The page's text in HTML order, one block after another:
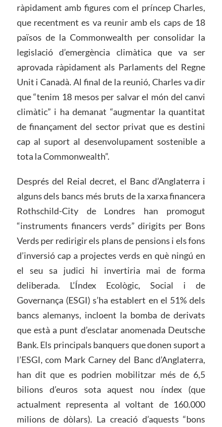
ràpidament amb figures com el príncep Charles,
que recentment es va reunir amb els caps de 18
països de la Commonwealth per consolidar la
legislació d’emergència climàtica que va ser
aprovada ràpidament als Parlaments del Regne
Unit i Canadà. Al final de la reunió, Charles va dir
que “tenim 18 mesos per salvar el món del canvi
climàtic” i ha demanat “augmentar la quantitat
de finançament del sector privat que es destini
cap al suport al desenvolupament sostenible a
tota la Commonwealth”.
Després del Reial decret, el Banc d’Anglaterra i
alguns dels bancs més bruts de la xarxa financera
Rothschild-City de Londres han promogut
“instruments financers verds” dirigits per Bons
Verds per redirigir els plans de pensions i els fons
d’inversió cap a projectes verds en què ningú en
el seu sa judici hi invertiria mai de forma
deliberada. L’Índex Ecològic, Social i de
Governança (ESGI) s’ha establert en el 51% dels
bancs alemanys, incloent la bomba de derivats
que està a punt d’esclatar anomenada Deutsche
Bank. Els principals banquers que donen suport a
l’ESGI, com Mark Carney del Banc d’Anglaterra,
han dit que es podrien mobilitzar més de 6,5
bilions d’euros sota aquest nou índex (que
actualment representa al voltant de 160.000
milions de dòlars). La creació d’aquests “bons